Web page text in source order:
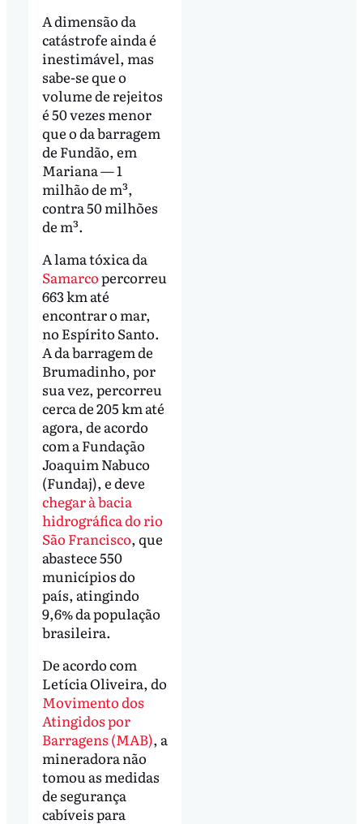
A dimensão da
catástrofe ainda é
inestimável, mas
sabe-se que o
volume de rejeitos
é 50 vezes menor
que o da barragem
de Fundão, em
Mariana — 1
milhão de m³,
contra 50 milhões
de m³.
A lama tóxica da
Samarcopercorreu
663 km até
encontrar o mar,
no Espírito Santo.
A da barragem de
Brumadinho, por
sua vez, percorreu
cerca de 205 km até
agora, de acordo
com a Fundação
Joaquim Nabuco
(Fundaj), e deve
chegar à bacia
hidrográfica do rio
São Francisco, que
abastece 550
municípios do
país, atingindo
9,6% da população
brasileira.
De acordo com
Letícia Oliveira, do
Movimento dos
Atingidos por
Barragens (MAB), a
mineradora não
tomou as medidas
de segurança
cabíveis para